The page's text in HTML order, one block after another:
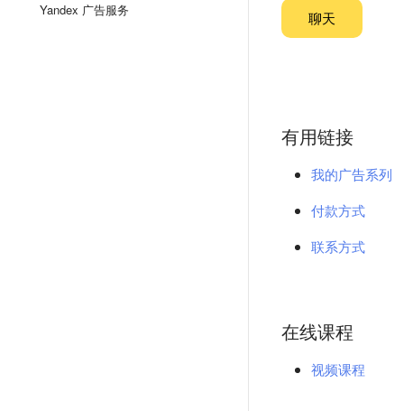
Yandex 广告服务
聊天
有用链接
我的广告系列
付款方式
联系方式
在线课程
视频课程